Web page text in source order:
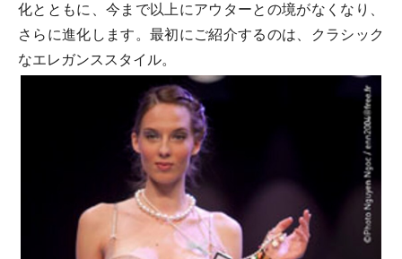
化とともに、今まで以上にアウターとの境がなくなり、
さらに進化します。最初にご紹介するのは、クラシック
なエレガンススタイル。